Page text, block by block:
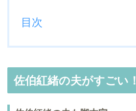
目次
佐伯紅緒の夫がすごい！